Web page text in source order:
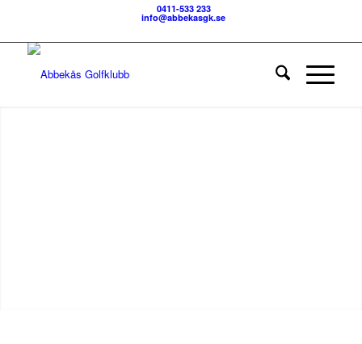
0411-533 233
info@abbekasgk.se